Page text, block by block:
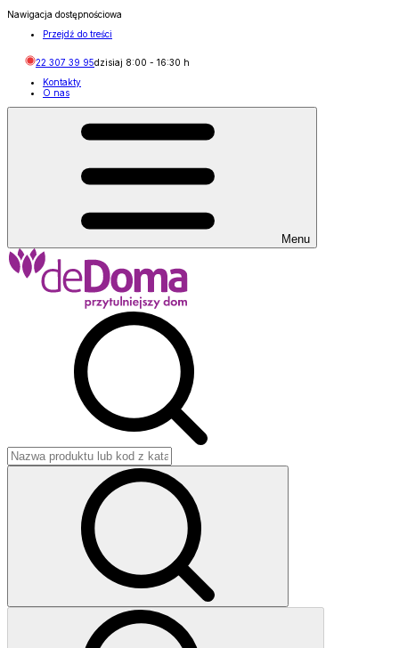
Nawigacja dostępnościowa
Przejdź do treści
22 307 39 95dzisiaj 8:00 - 16:30 h
Kontakty
O nas
Menu